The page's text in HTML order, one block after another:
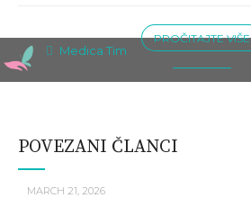
Medica Tim
PROČITAJTE VIŠE
POVEZANI ČLANCI
MARCH 21, 2026